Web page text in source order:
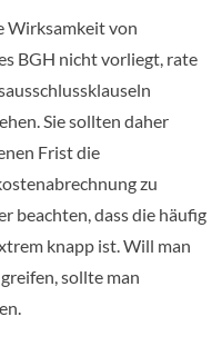
Wirksamkeit von
BGH nicht vorliegt, rate
Sie sollten daher
Frist die
zu
beachten, dass die häufig
knapp ist. Will man
sollte man